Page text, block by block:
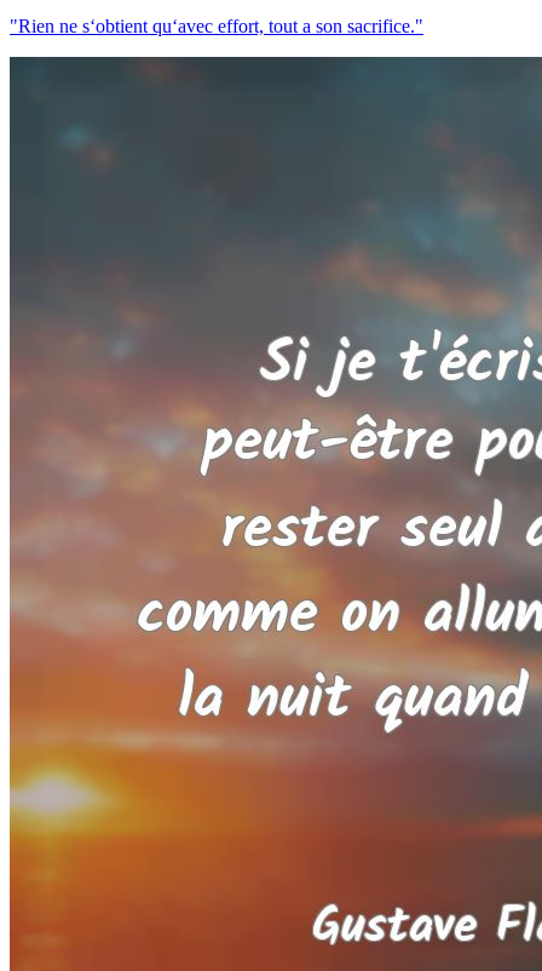
"Rien ne s‘obtient qu‘avec effort, tout a son sacrifice."